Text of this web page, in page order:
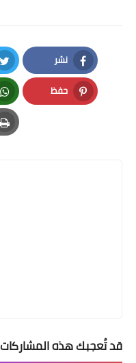
نشر
Facebook
حفظ
Pinterest
قد تُعجبك هذه المشاركات